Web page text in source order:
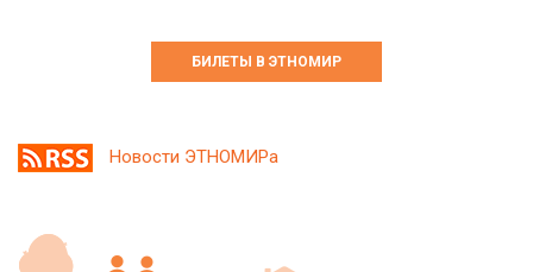
БИЛЕТЫ В ЭТНОМИР
Новости ЭТНОМИРа